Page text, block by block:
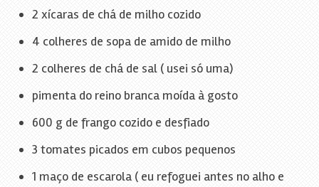
2 xícaras de chá de milho cozido
4 colheres de sopa de amido de milho
2 colheres de chá de sal ( usei só uma)
pimenta do reino branca moída à gosto
600 g de frango cozido e desfiado
3 tomates picados em cubos pequenos
1 maço de escarola ( eu refoguei antes no alho e